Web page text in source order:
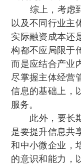
综上，考虑
以及不同行业主
实际融资成本还
构都不应局限于
而是应结合产业
尽掌握主体经营
信息的基础上
服务。
此外，要长期
是要提升信息共
和中小微企业
的意识和能力